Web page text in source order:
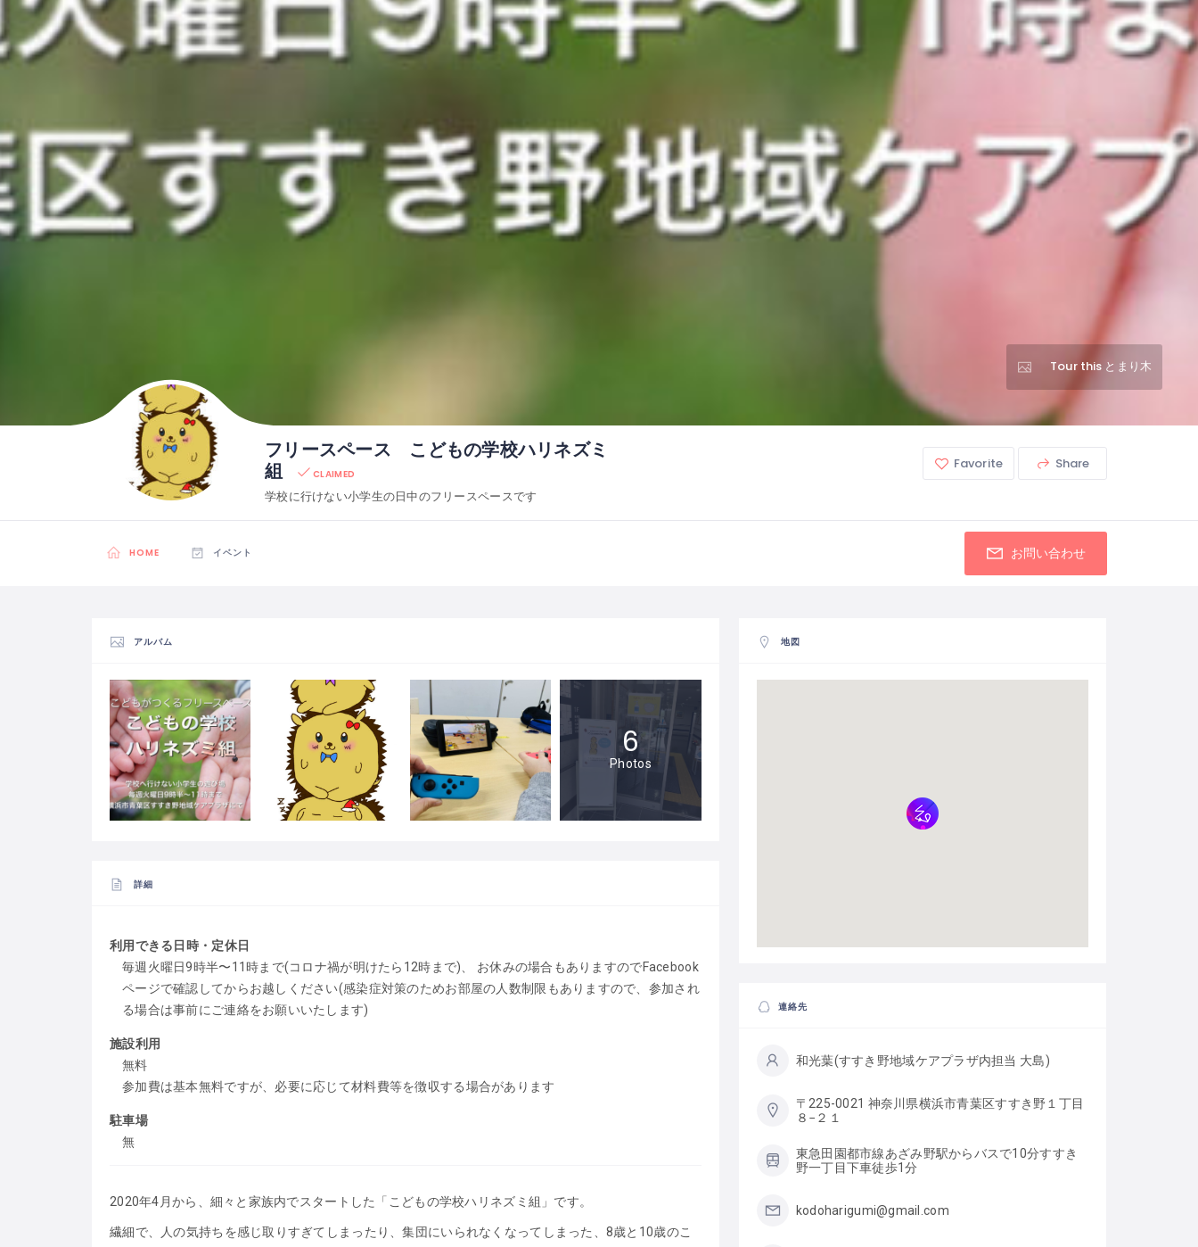
Tour this とまり木
フリースペース こどもの学校ハリネズミ
組
CLAIMED
学校に行けない小学生の日中のフリースペースです
Favorite Share
お問い合わせ
HOME イベント
アルバム
6
Photos
詳細
利用できる日時・定休日
毎週火曜日9時半〜11時まで(コロナ禍が明けたら12時まで)、 お休みの場合もありますのでFacebook
ページで確認してからお越しください(感染症対策のためお部屋の人数制限もありますので、参加され
る場合は事前にご連絡をお願いいたします)
施設利用
無料
参加費は基本無料ですが、必要に応じて材料費等を徴収する場合があります
駐車場
無
2020年4月から、細々と家族内でスタートした「こどもの学校ハリネズミ組」です。
繊細で、人の気持ちを感じ取りすぎてしまったり、集団にいられなくなってしまった、8歳と10歳のこ
地図
連絡先
和光葉(すすき野地域ケアプラザ内担当 大島)
〒225-0021 神奈川県横浜市青葉区すすき野１丁目
８−２１
東急田園都市線あざみ野駅からバスで10分すすき
野一丁目下車徒歩1分
kodoharigumi@gmail.com